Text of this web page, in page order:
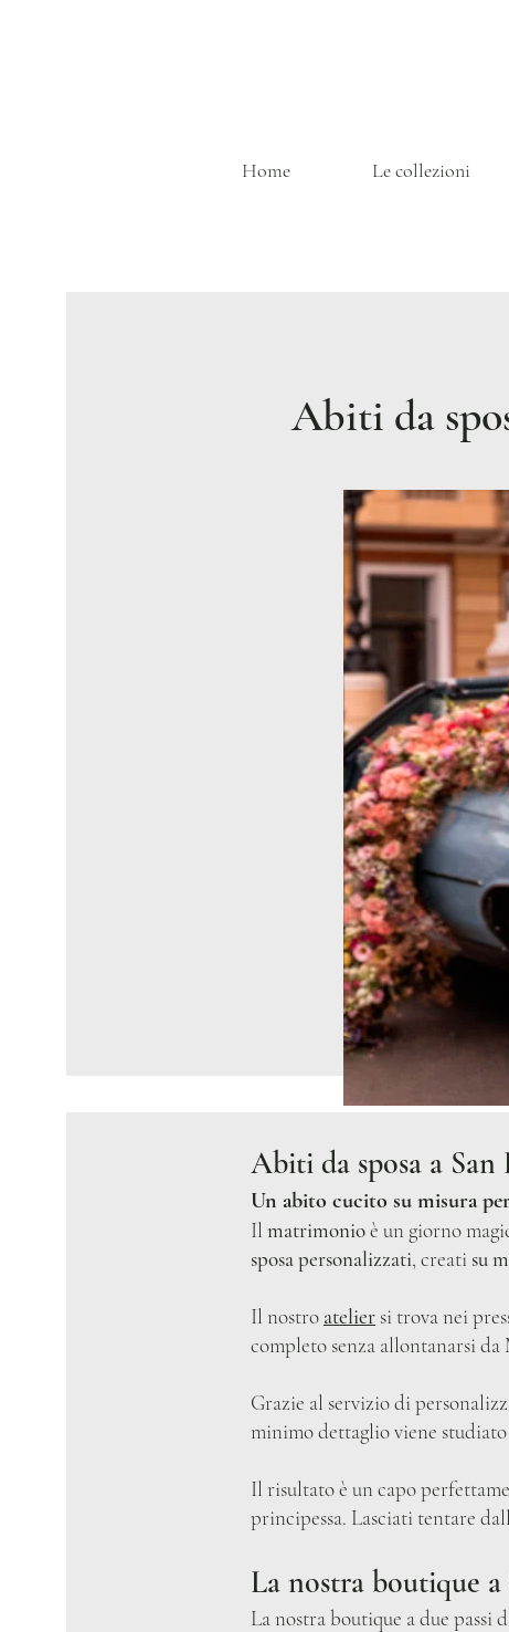
Home Le collezioni
Abiti da
Abiti da sposa a
Un abito cucito su misura
Il matrimonioè un giorno
sposa personalizzati, creati su
Il nostro atelier si trova nei
completo senza allontanarsi da
Grazie al servizio di
minimo dettaglio viene
Il risultato è un capo
principessa. Lasciati tentare
La nostra boutique
La nostra boutique a due passi